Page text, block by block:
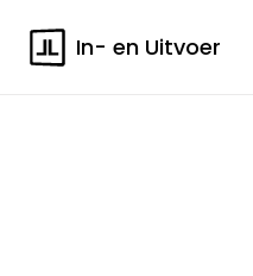
In- en Uitvoer